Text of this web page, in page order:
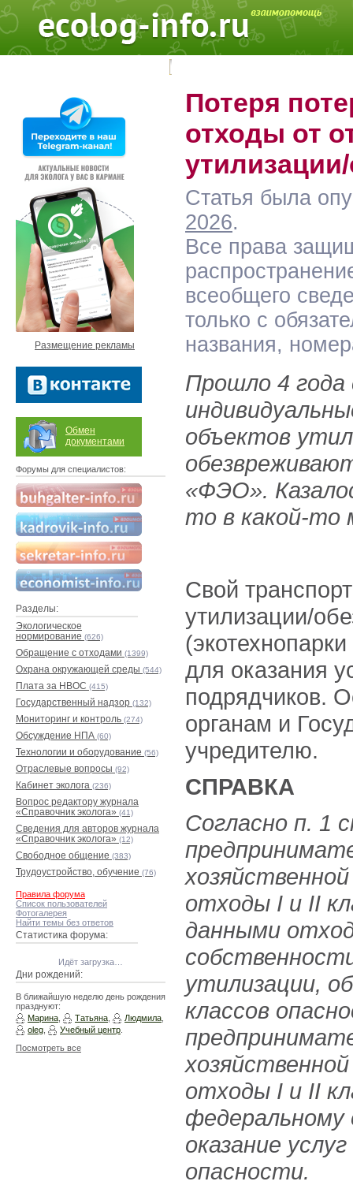
Размещение рекламы
Обмен
документами
Форумы для специалистов:
Разделы:
Экологическое
нормирование (626)
Обращение с отходами (1399)
Охрана окружающей среды (544)
Плата за НВОС (415)
Государственный надзор (132)
Мониторинг и контроль (274)
Обсуждение НПА (60)
Технологии и оборудование (56)
Отраслевые вопросы (92)
Кабинет эколога (236)
Вопрос редактору журнала
«Справочник эколога» (41)
Сведения для авторов журнала
«Справочник эколога» (12)
Свободное общение (383)
Трудоустройство, обучение (76)
Правила форума
Список пользователей
Фотогалерея
Найти темы без ответов
Статистика форума:
Идёт загрузка…
Дни рождений:
В ближайшую неделю день рождения
празднуют:
Марина
Татьяна Людмила
oleg
Учебный центр
Посмотреть все
Потеря
отходы от
Статья была
2026.
Все права
всеобщего
только с
названия,
Прошло 4 года
объектов
«ФЭО».
то в какой-то
Свой
утилизации/
для оказания
подрядчиков.
органам и
учредителю.
СПРАВКА
Согласно п. 1
отходы I и II
данными
утилизации,
классов
отходы I и II
федеральному
оказание
опасности.